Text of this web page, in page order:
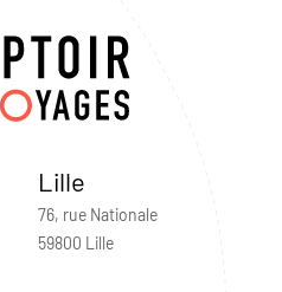
Lille
76, rue Nationale
59800 Lille